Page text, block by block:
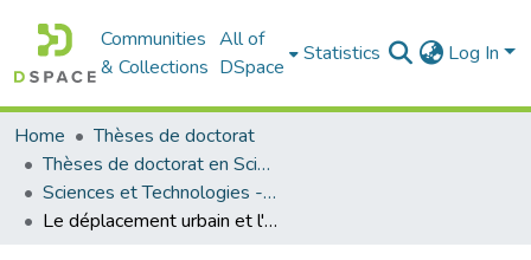
Communities
& Collections
All of
DSpace
Statistics Log In
Home
Thèses de doctorat
Thèses de doctorat en Sciences
Sciences et Technologies - العلوم و التكنولوجيا
Le déplacement urbain et l'intermodalité dans les transports collectifs -Cas de la ville de Mostaganem